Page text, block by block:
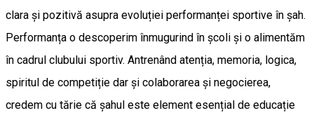
clara și pozitivă asupra evoluției performanței sportive în șah.
Performanța o descoperim înmugurind în școli și o alimentăm
în cadrul clubului sportiv. Antrenând atenția, memoria, logica,
spiritul de competiție dar și colaborarea și negocierea,
credem cu tărie că șahul este element esențial de educație